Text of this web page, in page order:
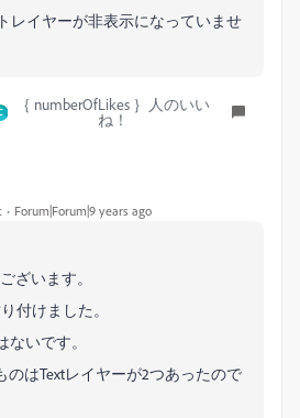
レイヤーが非表示になっていませ
｛ numberOfLikes ｝人のいい
ね！
Forum|Forum|9 years ago
ざいます。
付けました。
ないです。
のはTextレイヤーが2つあったので